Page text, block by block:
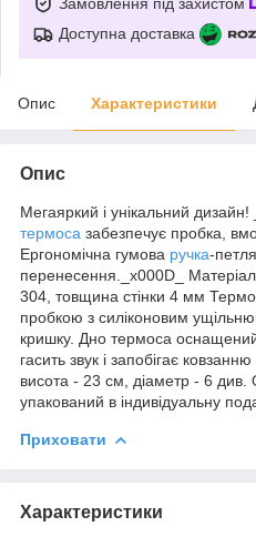
Доступна доставка
Опис Характеристики
Опис
Мегаяркий і унікальний
термоса забезпечує пробка,
Ергономічна гумова ручка-
перенесення._x000D_
304, товщина стінки 4 мм
пробкою з силіконовим
кришку. Дно термоса
гасить звук і запобігає
висота - 23 см, діаметр - 6
упакований в індивідуальну
Приховати
Характеристики